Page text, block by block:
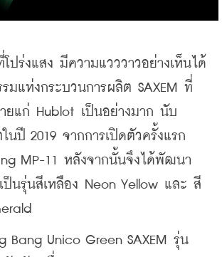
ร่งแสง มีความแวววาวอย่างเห็นได้
แห่งกระบวนการผลิต SAXEM ที่
ยแก่ Hublot เป็นอย่างมาก นับ
นปี 2019 จากการเปิดตัวครั้งแรก
MP-11 หลังจากนั้นจึงได้พัฒนา
ป็นรุ่นสีเหลือง Neon Yellow และ สี
Unico Green SAXEM รุ่น